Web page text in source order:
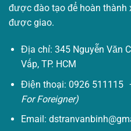
được đào tạo để hoàn
được giao.
Địa chỉ: 345 Nguyễn Văn
Vấp, TP. HCM
Điện thoại: 0926 511115
For Foreigner)
Email: